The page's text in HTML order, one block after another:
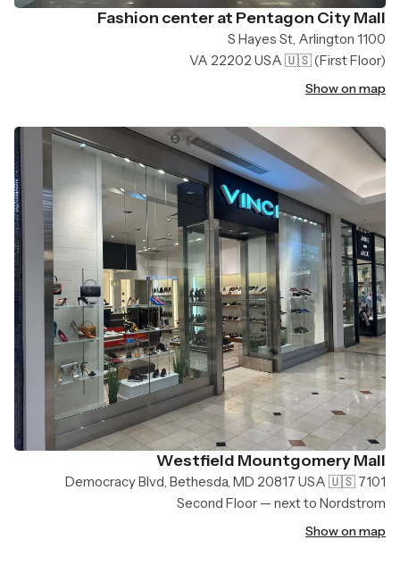
Fashion center at Pentagon City Mall
1100 S Hayes St, Arlington
VA 22202 USA 🇺🇸(First Floor)
Show on map
Westfield Mountgomery Mall
7101 Democracy Blvd, Bethesda, MD 20817 USA 🇺🇸
Second Floor — next to Nordstrom
Show on map